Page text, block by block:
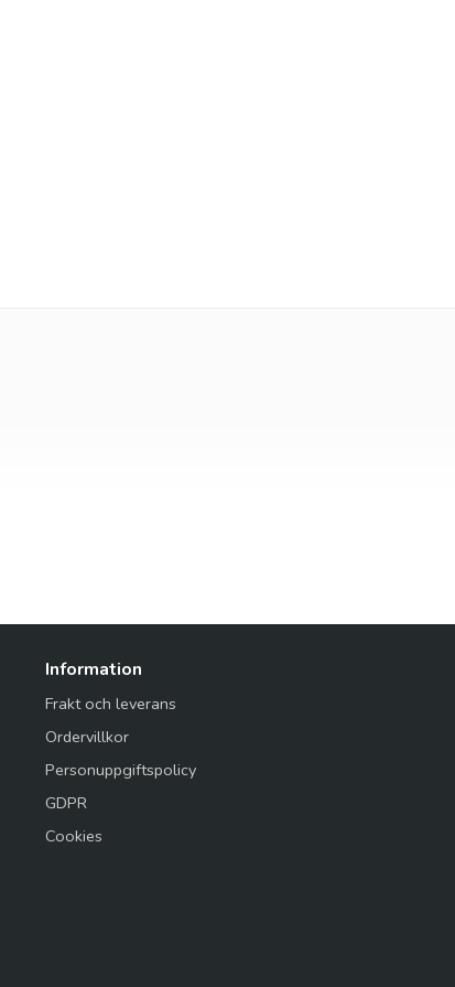
Information
Frakt och leverans
Ordervillkor
Personuppgiftspolicy
GDPR
Cookies